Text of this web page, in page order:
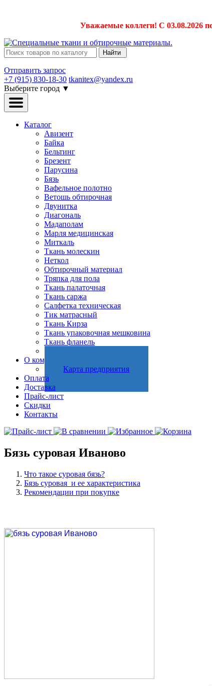
Уважаемые коллеги! С 03.08.2026
Найти
Отправить запрос
+7 (915) 830-18-30 tkanitex@yandex.ru
Выберите город ▼
Каталог
Авизент
Байка
Бельтинг
Брезент
Парусина
Бязь
Вафельное полотно
Ветошь обтирочная
Двунитка
Диагональ
Мадаполам
Марля медицинская
Миткаль
Ткань молескин
Неткол
Обтирочный материал
Тряпка для пола
Ткань палаточная
Ткань саржа
Салфетка техническая
Тик матрасный
Ткань Кирза
Ткань упаковочная мешковина
Ткань фланель
О компании
Карта предприятия
Оплата
Доставка
Прайс-лист
Скидки
Контакты
Бязь суровая Иваново
Что такое суровая бязь?
Бязь суровая и ее характеристика
Рекомендации при покупке